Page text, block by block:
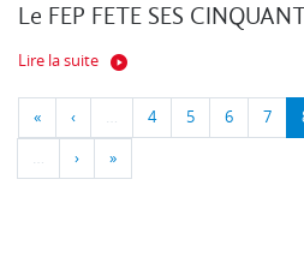
Le FEP FETE SES
Lire la suite
« ‹ … 4 5 6 7
… › »